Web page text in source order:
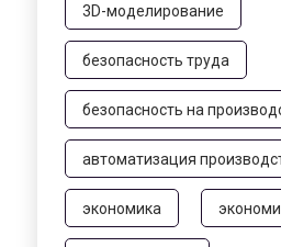
3D-моделирование
безопасность труда
безопасность на
автоматизация
экономика